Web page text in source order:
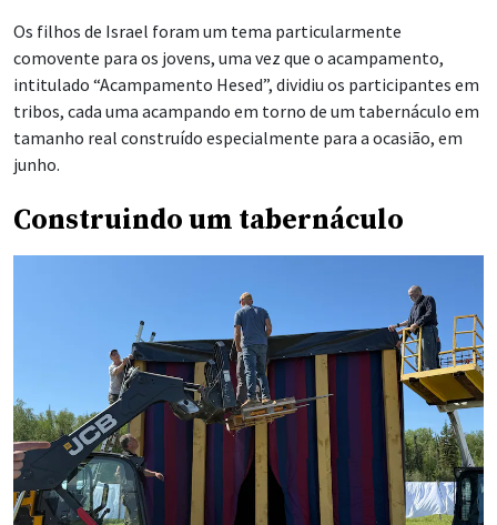
Os filhos de Israel foram um tema particularmente
comovente para os jovens, uma vez que o acampamento,
intitulado “Acampamento Hesed”, dividiu os participantes em
tribos, cada uma acampando em torno de um tabernáculo em
tamanho real construído especialmente para a ocasião, em
junho.
Construindo um tabernáculo